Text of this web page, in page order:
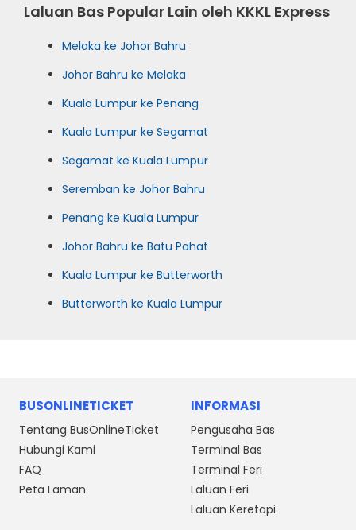
Laluan Bas Popular Lain oleh KKKL Express
Melaka ke Johor Bahru
Johor Bahru ke Melaka
Kuala Lumpur ke Penang
Kuala Lumpur ke Segamat
Segamat ke Kuala Lumpur
Seremban ke Johor Bahru
Penang ke Kuala Lumpur
Johor Bahru ke Batu Pahat
Kuala Lumpur ke Butterworth
Butterworth ke Kuala Lumpur
BUSONLINETICKET
Tentang BusOnlineTicket
Hubungi Kami
FAQ
Peta Laman
INFORMASI
Pengusaha Bas
Terminal Bas
Terminal Feri
Laluan Feri
Laluan Keretapi